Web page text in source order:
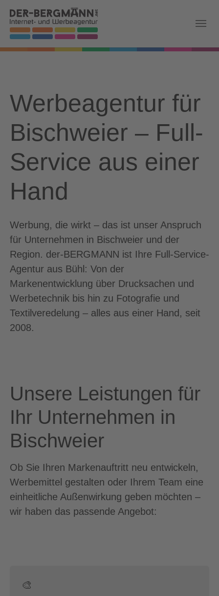
Skip to main navigation
Zum Hauptinhalt springen
Skip to page footer
Werbeagentur für
Bischweier – Full-
Service aus einer
Hand
Werbung, die wirkt – das ist unser Anspruch
für Unternehmen in Bischweier und der
Region. der-BERGMANN ist Ihre Full-Service-
Agentur aus Bühl: Von der
Markenentwicklung über Drucksachen und
Werbetechnik bis hin zu Fotografie und
Textilveredelung – alles aus einer Hand, seit
2008.
Unsere Leistungen für
Ihr Unternehmen in
Bischweier
Ob Sie Ihren Markenauftritt neu entwickeln,
Werbemittel gestalten oder Ihrem Team eine
einheitliche Außenwirkung geben möchten –
wir haben das passende Angebot:
🎨